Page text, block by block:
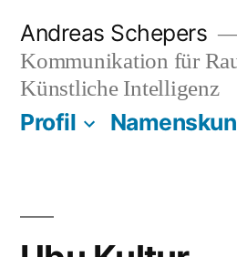
Inhalt
springen
Andreas Schepers
Kommunikation für
Künstliche Intelligenz
Profil